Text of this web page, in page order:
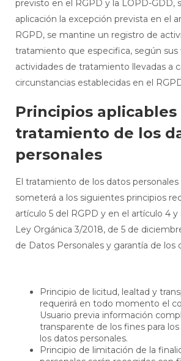
previsto en el RGPD y la LOPD-GDD,
aplicación la excepción prevista en el
RGPD, se mantine un registro de
tratamiento que especifica, según sus
actividades de tratamiento llevadas a
circunstancias establecidas en el
Principios aplicables
tratamiento de los
personales
El tratamiento de los datos personales
someterá a los siguientes principios
artículo 5 del RGPD y en el artículo 4
Ley Orgánica 3/2018, de 5 de
de Datos Personales y garantía de los
Principio de licitud, lealtad y
requerirá en todo momento el
Usuario previa información
transparente de los fines para
los datos personales.
Principio de limitación de la